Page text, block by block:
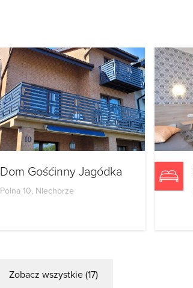
Dom Gośćinny Jagódka
Polna 10, Niechorze
Zobacz wszystkie (17)